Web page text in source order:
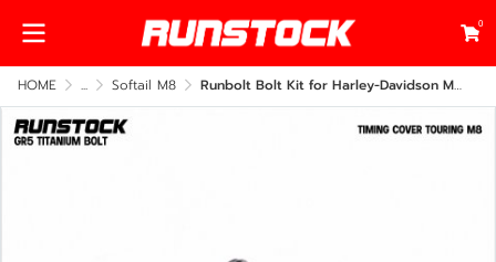
0
HOME ... Softail M8 Runbolt Bolt Kit for Harley-Davidson M8 – Grade 5 Titanium Hardware (Aircraft-Grade)